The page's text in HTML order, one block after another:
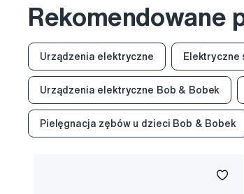
Rekomendowane
Urządzenia elektryczne Elektryczne
Urządzenia elektryczne Bob & Bobek
Pielęgnacja zębów u dzieci Bob & Bobek